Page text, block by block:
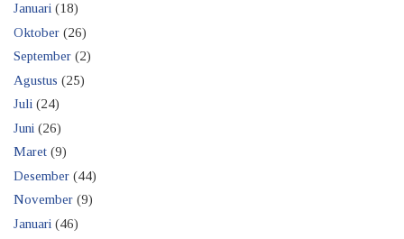
Januari (18)
Oktober (26)
September (2)
Agustus (25)
Juli (24)
Juni (26)
Maret (9)
Desember (44)
November (9)
Januari (46)